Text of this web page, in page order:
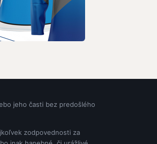
jeho časti bez predošlého
zodpovednosti za